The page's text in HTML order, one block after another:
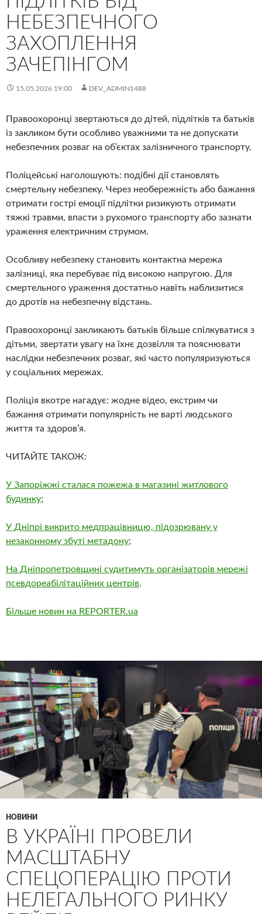
НЕБЕЗПЕЧНОГО
ЗАХОПЛЕННЯ
ЗАЧЕПІНГОМ
15.05.2026 19:00 DEV_ADMIN1488
Правоохоронці звертаються до дітей, підлітків та батьків
із закликом бути особливо уважними та не допускати
небезпечних розваг на об’єктах залізничного транспорту.
Поліцейські наголошують: подібні дії становлять
смертельну небезпеку. Через необережність або бажання
отримати гострі емоції підлітки ризикують отримати
тяжкі травми, впасти з рухомого транспорту або зазнати
ураження електричним струмом.
Особливу небезпеку становить контактна мережа
залізниці, яка перебуває під високою напругою. Для
смертельного ураження достатньо навіть наблизитися
до дротів на небезпечну відстань.
Правоохоронці закликають батьків більше спілкуватися з
дітьми, звертати увагу на їхнє дозвілля та пояснювати
наслідки небезпечних розваг, які часто популяризуються
у соціальних мережах.
Поліція вкотре нагадує: жодне відео, екстрим чи
бажання отримати популярність не варті людського
життя та здоров’я.
ЧИТАЙТЕ ТАКОЖ:
У Запоріжжі сталася пожежа в магазині житлового
будинку;
У Дніпрі викрито медпрацівницю, підозрювану у
незаконному збуті метадону;
На Дніпропетровщині судитимуть організаторів мережі
псевдореабілітаційних центрів.
Більше новин на REPORTER.ua
НОВИНИ
В УКРАЇНІ ПРОВЕЛИ
МАСШТАБНУ
СПЕЦОПЕРАЦІЮ ПРОТИ
НЕЛЕГАЛЬНОГО РИНКУ